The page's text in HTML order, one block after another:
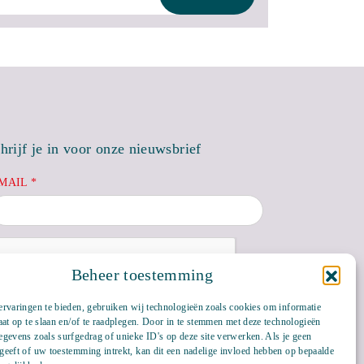
Beheer toestemming
te bieden, gebruiken wij technologieën zoals cookies om informatie
op te slaan en/of te raadplegen. Door in te stemmen met deze technologieën
zoals surfgedrag of unieke ID's op deze site verwerken. Als je geen
of uw toestemming intrekt, kan dit een nadelige invloed hebben op bepaalde
je in voor onze nieuwsbrief
*